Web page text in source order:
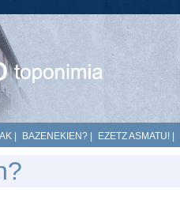
BAZENEKIEN? EZETZ ASMATU!